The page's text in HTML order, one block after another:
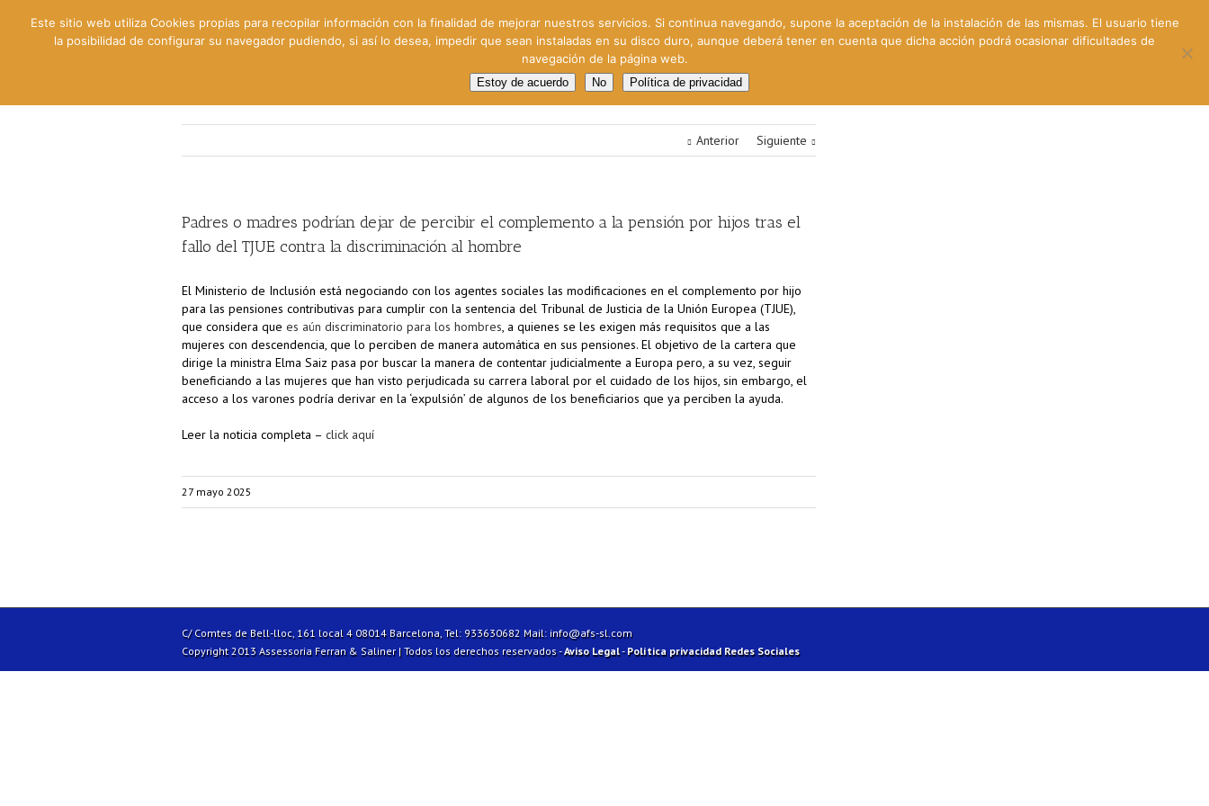
Gestión Cinematográfica Otros servicios
Anterior Siguiente
Padres o madres podrían dejar de percibir el complemento a la pensión por hijos tras el
fallo del TJUE contra la discriminación al hombre
El Ministerio de Inclusión está negociando con los agentes sociales las modificaciones en el complemento por hijo
para las pensiones contributivas para cumplir con la sentencia del Tribunal de Justicia de la Unión Europea (TJUE),
que considera que es aún discriminatorio para los hombres, a quienes se les exigen más requisitos que a las
mujeres con descendencia, que lo perciben de manera automática en sus pensiones. El objetivo de la cartera que
dirige la ministra Elma Saiz pasa por buscar la manera de contentar judicialmente a Europa pero, a su vez, seguir
beneficiando a las mujeres que han visto perjudicada su carrera laboral por el cuidado de los hijos, sin embargo, el
acceso a los varones podría derivar en la ‘expulsión’ de algunos de los beneficiarios que ya perciben la ayuda.
Leer la noticia completa – click aquí
27 mayo 2025
C/ Comtes de Bell-lloc, 161 local 4 08014 Barcelona, Tel: 933630682 Mail: info@afs-sl.com
Copyright 2013 Assessoria Ferran & Saliner | Todos los derechos reservados -Aviso Legal-Política privacidad Redes Sociales
Este sitio web utiliza Cookies propias para recopilar información con la finalidad de mejorar nuestros servicios. Si continua navegando, supone la aceptación de la instalación de las mismas. El usuario tiene
la posibilidad de configurar su navegador pudiendo, si así lo desea, impedir que sean instaladas en su disco duro, aunque deberá tener en cuenta que dicha acción podrá ocasionar dificultades de
navegación de la página web.
Estoy de acuerdo No Política de privacidad